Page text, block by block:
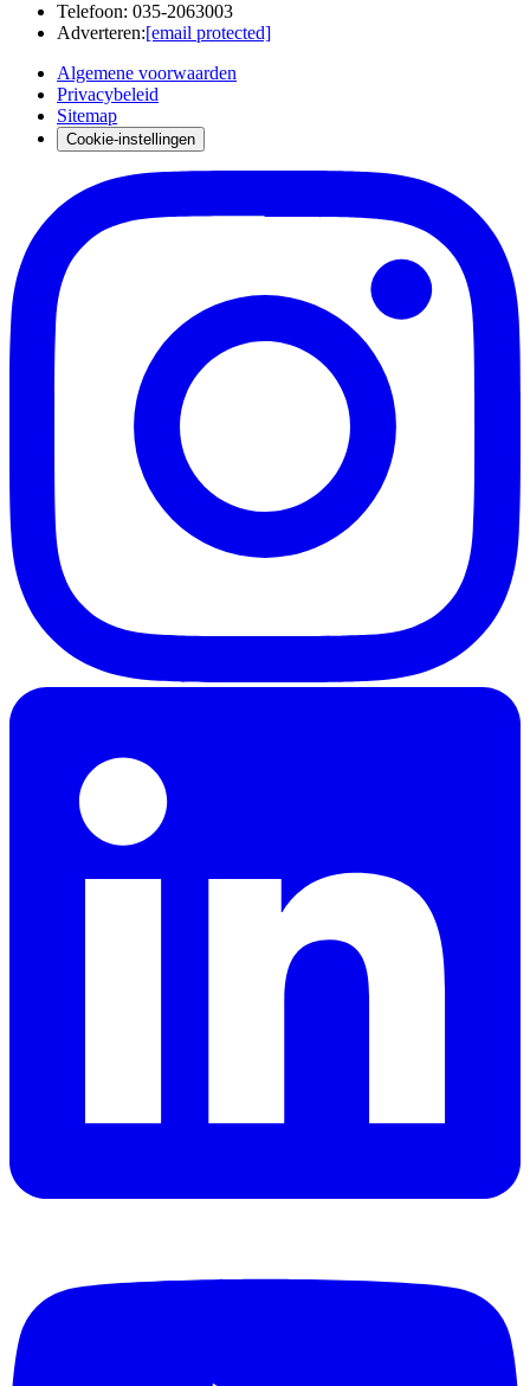
Telefoon: 035-2063003
Adverteren:[email protected]
Algemene voorwaarden
Privacybeleid
Sitemap
Cookie-instellingen